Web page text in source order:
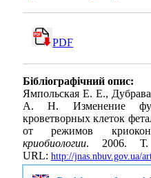
PDF
Бібліографічний опис:
Ямпольская Е. Е.,
А. Н. Изменение
кроветворных клеток
от режимов
криобиологии. 2006.
URL: http://jnas.nbuv.gov.ua/